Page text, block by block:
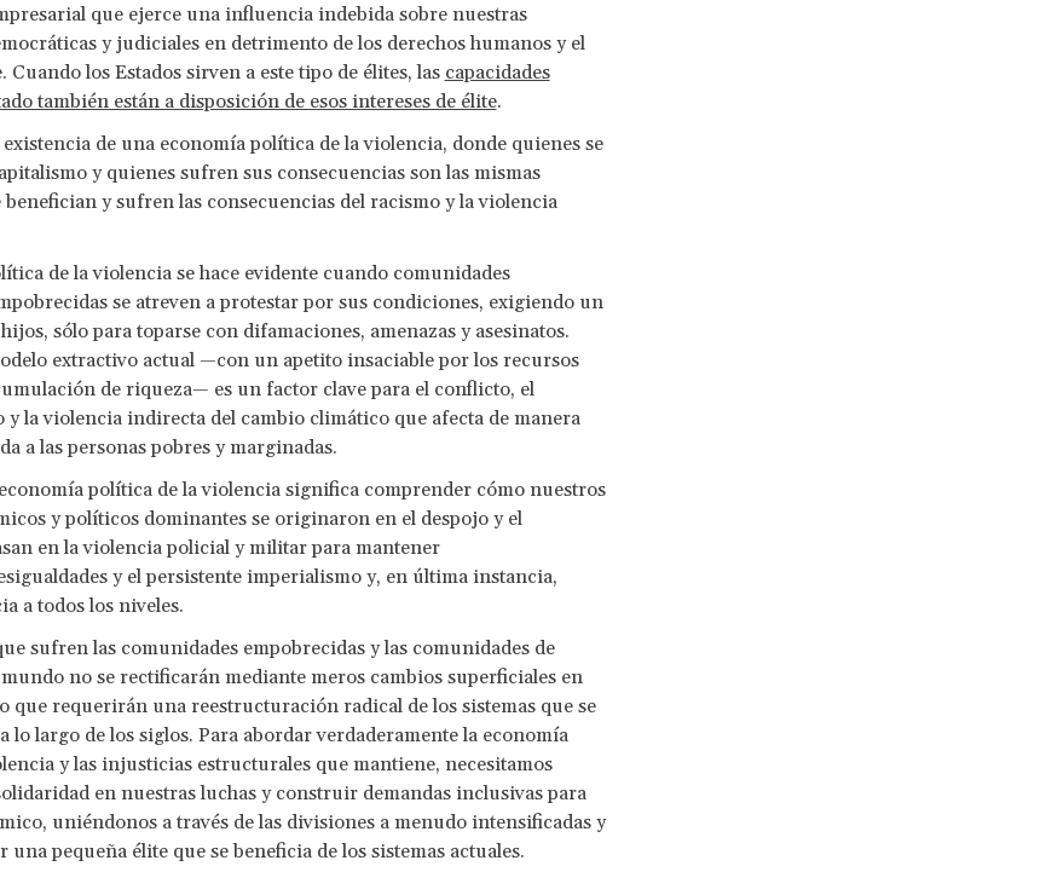
que ejerce una influencia indebida sobre nuestras
y judiciales en detrimento de los derechos humanos y el
Cuando los Estados sirven a este tipo de élites, las capacidades
también están a disposición de esos intereses de élite.
de una economía política de la violencia, donde quienes se
y quienes sufren sus consecuencias son las mismas
benefician y sufren las consecuencias del racismo y la violencia
de la violencia se hace evidente cuando comunidades
se atreven a protestar por sus condiciones, exigiendo un
sólo para toparse con difamaciones, amenazas y asesinatos.
extractivo actual —con un apetito insaciable por los recursos
de riqueza— es un factor clave para el conflicto, el
y la violencia indirecta del cambio climático que afecta de manera
a las personas pobres y marginadas.
política de la violencia significa comprender cómo nuestros
y políticos dominantes se originaron en el despojo y el
en la violencia policial y militar para mantener
y el persistente imperialismo y, en última instancia,
a todos los niveles.
sufren las comunidades empobrecidas y las comunidades de
no se rectificarán mediante meros cambios superficiales en
que requerirán una reestructuración radical de los sistemas que se
lo largo de los siglos. Para abordar verdaderamente la economía
y las injusticias estructurales que mantiene, necesitamos
en nuestras luchas y construir demandas inclusivas para
uniéndonos a través de las divisiones a menudo intensificadas y
una pequeña élite que se beneficia de los sistemas actuales.